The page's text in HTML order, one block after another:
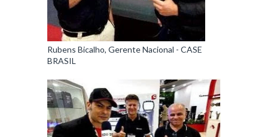
Rubens Bicalho, Gerente Nacional - CASE
BRASIL